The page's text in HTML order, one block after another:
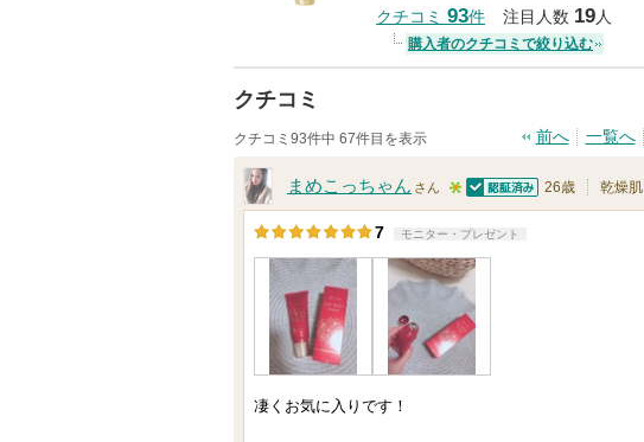
クチコミ 93件 注目人数 19人
購入者のクチコミで絞り込む
クチコミ
クチコミ93件中 67件目を表示 前へ 一覧へ
まめこっちゃん さん
5
人
以
上
の
認証済
26歳 乾燥肌
7 モニター・プレゼント
凄くお気に入りです！